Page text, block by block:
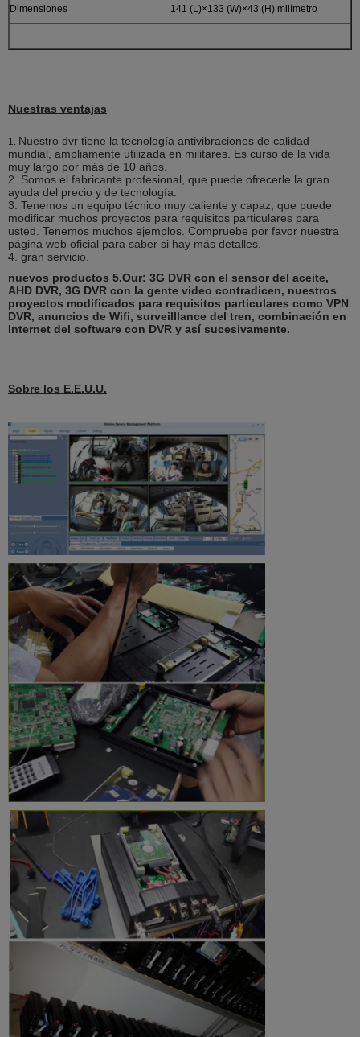
Dimensiones 141 (L)×133 (W)×43 (H) milímetro
Nuestras ventajas
1. Nuestro dvr tiene la tecnología antivibraciones de calidad
mundial, ampliamente utilizada en militares. Es curso de la vida
muy largo por más de 10 años.
2. Somos el fabricante profesional, que puede ofrecerle la gran
ayuda del precio y de tecnología.
3. Tenemos un equipo técnico muy caliente y capaz, que puede
modificar muchos proyectos para requisitos particulares para
usted. Tenemos muchos ejemplos. Compruebe por favor nuestra
página web oficial para saber si hay más detalles.
4. gran servicio.
nuevos productos 5.Our: 3G DVR con el sensor del aceite,
AHD DVR, 3G DVR con la gente video contradicen, nuestros
proyectos modificados para requisitos particulares como VPN
DVR, anuncios de Wifi, surveilllance del tren, combinación en
Internet del software con DVR y así sucesivamente.
Sobre los E.E.U.U.